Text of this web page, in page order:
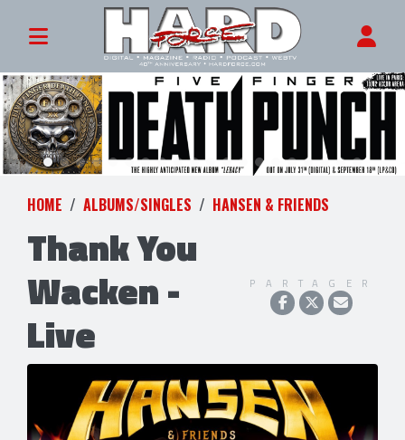
HOME ALBUMS/SINGLES HANSEN & FRIENDS
Thank You
Wacken -
Live
PARTAGER